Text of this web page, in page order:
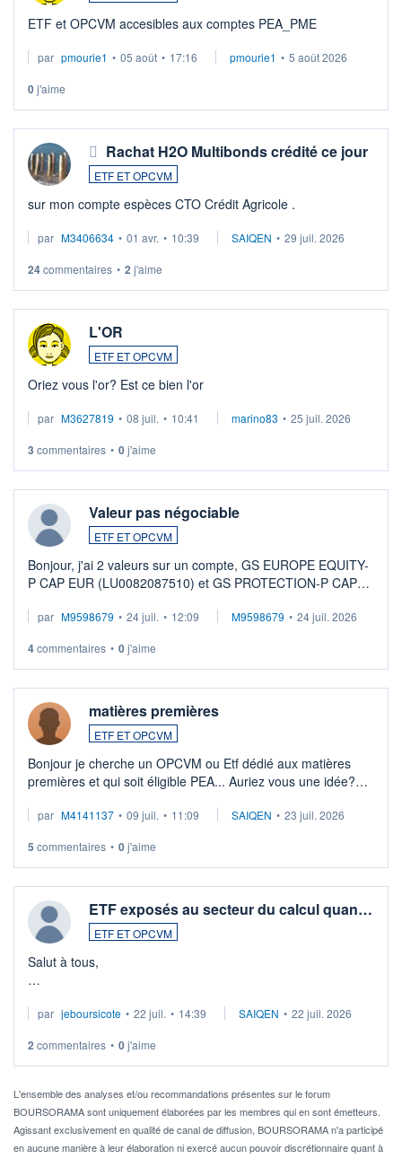
ETF et OPCVM accesibles aux comptes PEA_PME
par pmourie1 • 05 août • 17:16 pmourie1 • 5 août 2026
0j'aime
Rachat H2O Multibonds crédité ce jour
ETF ET OPCVM
sur mon compte espèces CTO Crédit Agricole .
par M3406634 • 01 avr. • 10:39 SAIQEN • 29 juil. 2026
24commentaires • 2 j'aime
L'OR
ETF ET OPCVM
Oriez vous l'or? Est ce bien l'or
par M3627819 • 08 juil. • 10:41 marino83 • 25 juil. 2026
3 commentaires • 0j'aime
Valeur pas négociable
ETF ET OPCVM
Bonjour, j'ai 2 valeurs sur un compte, GS EUROPE EQUITY-
P CAP EUR (LU0082087510) et GS PROTECTION-P CAP
veux procéder à la vente, on me signale ...
par M9598679 • 24 juil. • 12:09 M9598679 • 24 juil. 2026
4commentaires • 0j'aime
matières premières
ETF ET OPCVM
Bonjour je cherche un OPCVM ou Etf dédié aux matières
premières et qui soit éligible PEA... Auriez vous une idée?
par M4141137 • 09 juil. • 11:09 SAIQEN • 23 juil. 2026
5 commentaires • 0j'aime
ETF exposés au secteur du calcul quan…
ETF ET OPCVM
Salut à tous,
via un ETF plutôt que des actions individuelles.
Idéalement, je voudrais qu'il soit éligible au PEA.
Pour l' ...
par jeboursicote • 22 juil. • 14:39 SAIQEN • 22 juil. 2026
2 commentaires • 0j'aime
L'ensemble des analyses et/ou recommandations présentes sur le forum
BOURSORAMA sont uniquement élaborées par les membres qui en sont émetteurs.
Agissant exclusivement en qualité de canal de diffusion, BOURSORAMA n'a participé
en aucune manière à leur élaboration ni exercé aucun pouvoir discrétionnaire quant à